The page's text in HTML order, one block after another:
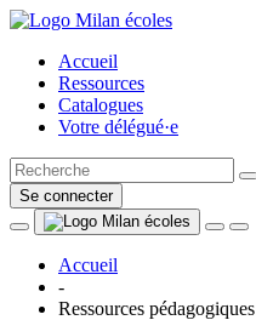
Accueil
Ressources
Catalogues
Votre délégué·e
Se connecter
Accueil
-
Ressources pédagogiques